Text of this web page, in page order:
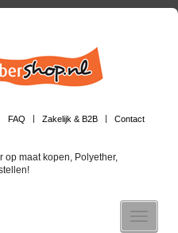
FAQ Zakelijk & B2B Contact
maat kopen, Polyether,
Toggle